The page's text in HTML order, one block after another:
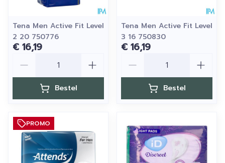
Tena Men Active Fit Level
2 20 750776
€ 16,19
Bestel
Tena Men Active Fit Level
3 16 750830
€ 16,19
Bestel
PROMO